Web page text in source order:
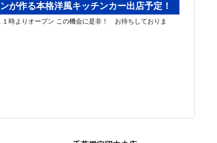
が作る本格洋風キッチンカー出店予定！
時よりオープン この機会に是非！ お待ちしておりま